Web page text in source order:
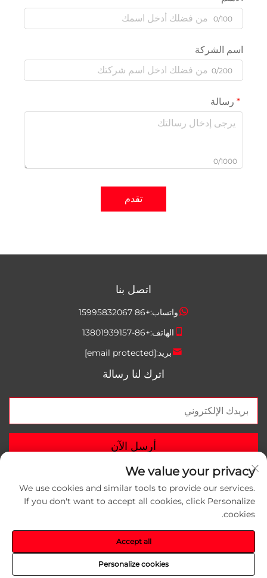
0/100
اسم الشركة
0/200
رسالة
0/1000
تقدم
اتصل بنا
واتساب:+86 15995832067
الهاتف:+86-13801939157
بريد:[email protected]
اترك لنا رسالة
أرسل الآن
والتغليف المحدودة. جميع الحقوق محفوظة.
We value your privacy
We use cookies and similar tools to provide our services.
If you don't want to accept all cookies, click Personalize
cookies.
Personalize cookies
Accept all